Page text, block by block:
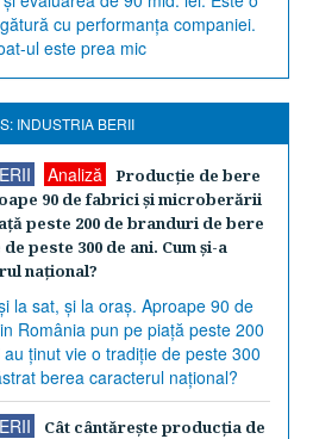
INDUSTRIA BERII
Analiză
Producţie de bere
90 de fabrici şi microberării
peste 200 de branduri de bere
peste 300 de ani. Cum şi-a
naţional?
Cât cântăreşte producţia de